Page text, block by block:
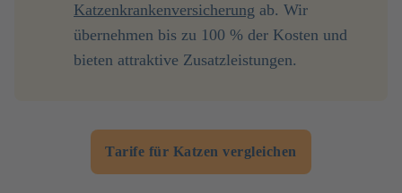
Katzenkrankenversicherung ab. Wir
übernehmen bis zu 100 % der Kosten und
bieten attraktive Zusatzleistungen.
Tarife für Katzen vergleichen